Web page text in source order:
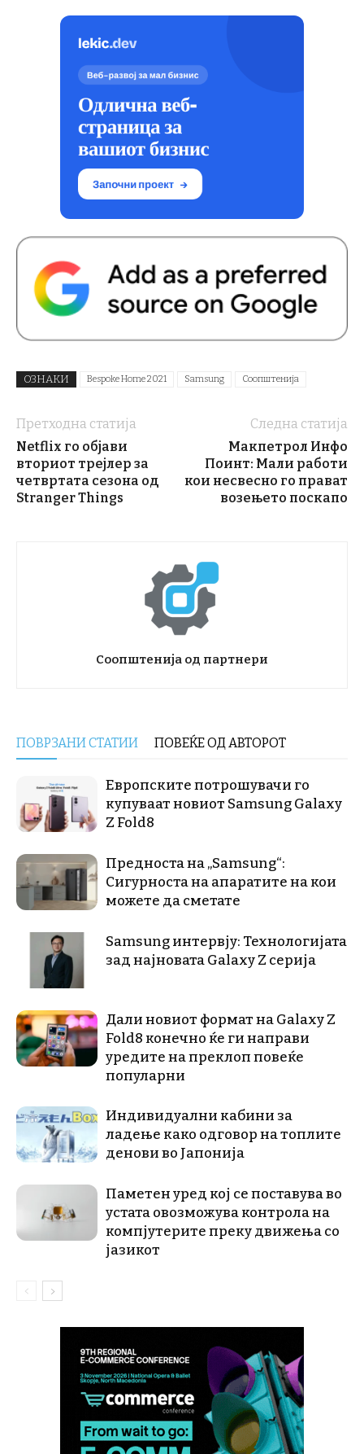
ОЗНАКИ Bespoke Home 2021 Samsung Соопштенија
Претходна статија
Netflix го објави
вториот трејлер за
четвртата сезона од
Stranger Things
Следна статија
Макпетрол Инфо
Поинт: Мали работи
кои несвесно го прават
возењето поскапо
Соопштенија од партнери
ПОВРЗАНИ СТАТИИ ПОВЕЌЕ ОД АВТОРОТ
Европските потрошувачи го
купуваат новиот Samsung Galaxy
Z Fold8
Предноста на „Samsung“:
Сигурноста на апаратите на кои
можете да сметате
Samsung интервју: Технологијата
зад најновата Galaxy Z серија
Дали новиот формат на Galaxy Z
Fold8 конечно ќе ги направи
уредите на преклоп повеќе
популарни
Индивидуални кабини за
ладење како одговор на топлите
денови во Јапонија
Паметен уред кој се поставува во
устата овозможува контрола на
компјутерите преку движења со
јазикот